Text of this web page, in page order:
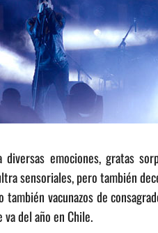
diversas emociones, gratas
sensoriales, pero también
vacunazos de
del año en Chile.